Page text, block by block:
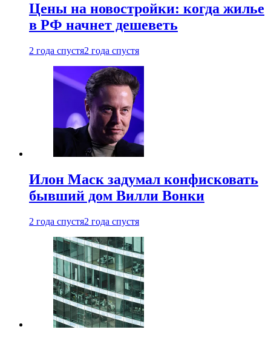
Цены на новостройки: когда жилье
в РФ начнет дешеветь
2 года спустя2 года спустя
Илон Маск задумал конфисковать
бывший дом Вилли Вонки
2 года спустя2 года спустя